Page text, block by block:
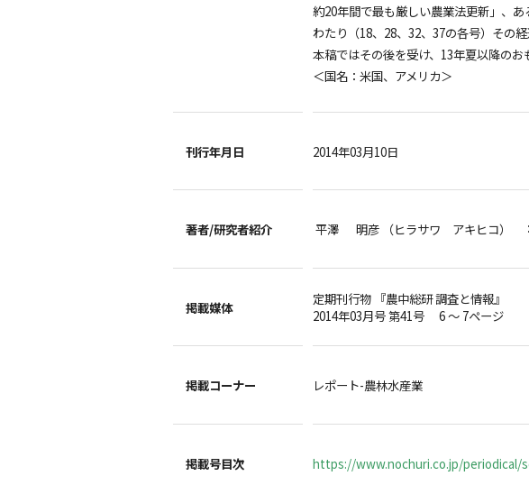
約20年間で最も厳しい農業法更新」、
わたり（18、28、32、37の各号）その経
本稿ではその後を受け、13年夏以降の
＜国名：米国、アメリカ＞
刊行年月日 2014年03月10日
著者/研究者紹介 平澤 明彦 （ヒラサワ アキヒコ）
掲載媒体
定期刊行物 『農中総研 調査と情報』
2014年03月号 第41号 6 ～ 7ページ
掲載コーナー レポート-農林水産業
掲載号目次 https://www.nochuri.co.jp/periodical/